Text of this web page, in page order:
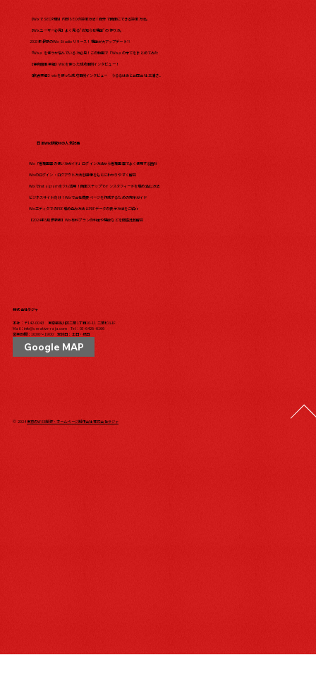
【WixでSEO対策】内部SEOの設定方法！自分で簡単にできる設定方法。
【Wixユーザー必見】よく見る"お知らせ機能"の作り方。
2023年最新のWix Studio リリース！機能が大アップデート?!
『Wix』を使うか悩んでいる方必見！この動画で『Wix』の全てをまとめてみた​
【保育園事業編】Wixを使った成功事例インタビュー！
【飲食業編】wixを使った成功事例インタビュー うるるはあと合同会社 三浦さ...
日本Wix研究所の人気記事
Wix「管理画面の使い方ガイド」ログイン方法から管理画面でよく使用する箇所
Wixのログイン・ログアウト方法を画像をもとにわかりやすく解説
WixでInstagramをフル活用！簡単ステップでインスタフィードを埋め込む方法
ビジネスサイト向け！Wixで会社概要ページを作成するための完全ガイド
WixエディタでのPDF埋め込み方法とPDFデータの表示方法をご紹介
【2024年5月最新版】Wix有料プランの料金や機能などを徹底比較解説
株式会社ラジャ
本社：〒142-0043 東京都品川区二葉1丁目10-11 二葉ビル1F
Mail： info@creative-raja.com Tel： 03-6426-6166
営業時間：10:00〜19:00 定休日：土日・祝日
Google MAP
© 2024東京のWEB制作・ホームページ制作会社 株式会社ラジャ